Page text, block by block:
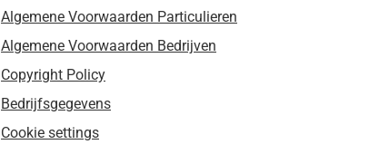
Algemene Voorwaarden Particulieren
Algemene Voorwaarden Bedrijven
Copyright Policy
Bedrijfsgegevens
Cookie settings